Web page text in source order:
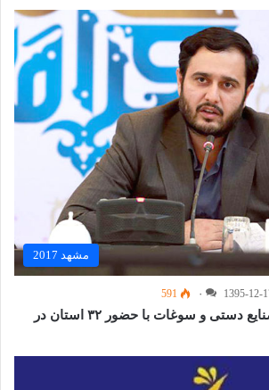
مشهد 2017
1395-12- ۰ 591
برپایی دو نمایشگاه صنایع دستی و سوغات با حضور ۳۲ استان در